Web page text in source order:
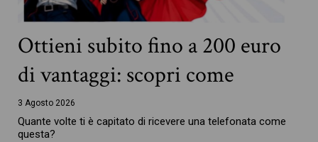
Ottieni subito fino a 200 euro
di vantaggi: scopri come
3 Agosto 2026
Quante volte ti è capitato di ricevere una telefonata come
questa?